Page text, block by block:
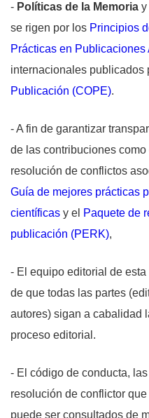
- Políticas de la Memoria y
se rigen por los Principios
Prácticas en Publicaciones
internacionales publicados
Publicación (COPE).
- A fin de garantizar
de las contribuciones
resolución de conflictos
Guía de mejores prácticas
científicas y el Paquete de
publicación (PERK),
- El equipo editorial de
de que todas las partes
autores) sigan a cabalidad
proceso editorial.
- El código de conducta,
resolución de conflictor
puede ser consultados de